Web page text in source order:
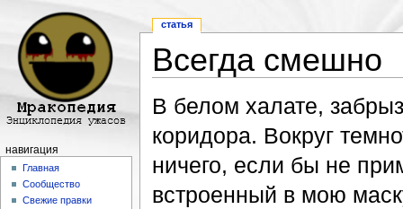
Всегда смешно
В белом халате,
коридора. Вокруг
ничего, если бы не
встроенный в мою
статья
навигация
Главная
Сообщество
Свежие правки